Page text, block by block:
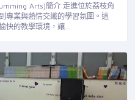
Arts)簡介 走進位於荔枝角
專業與熱情交織的學習氛圍。這
快的教學環境，讓…